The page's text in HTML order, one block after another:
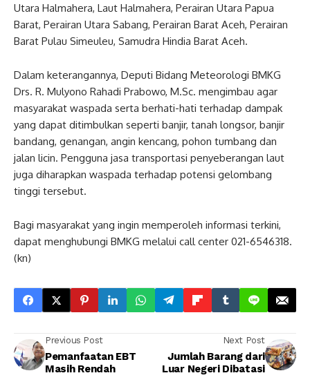
Utara Halmahera, Laut Halmahera, Perairan Utara Papua
Barat, Perairan Utara Sabang, Perairan Barat Aceh, Perairan
Barat Pulau Simeuleu, Samudra Hindia Barat Aceh.
Dalam keterangannya, Deputi Bidang Meteorologi BMKG
Drs. R. Mulyono Rahadi Prabowo, M.Sc. mengimbau agar
masyarakat waspada serta berhati-hati terhadap dampak
yang dapat ditimbulkan seperti banjir, tanah longsor, banjir
bandang, genangan, angin kencang, pohon tumbang dan
jalan licin. Pengguna jasa transportasi penyeberangan laut
juga diharapkan waspada terhadap potensi gelombang
tinggi tersebut.
Bagi masyarakat yang ingin memperoleh informasi terkini,
dapat menghubungi BMKG melalui call center 021-6546318.
(kn)
Previous Post
Pemanfaatan EBT
Masih Rendah
Next Post
Jumlah Barang dari
Luar Negeri Dibatasi